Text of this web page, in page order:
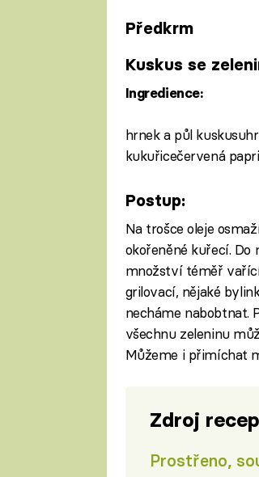
Předkrm
Kuskus se
Ingredience:
hrnek a půl
kukuřicečervená
Postup:
Na trošce oleje
okořeněné kuřecí.
množství téměř
grilovací, nějaké
necháme nabobtnat.
všechnu zeleninu
Můžeme i přimíchat
Zdroj
Prostřeno,